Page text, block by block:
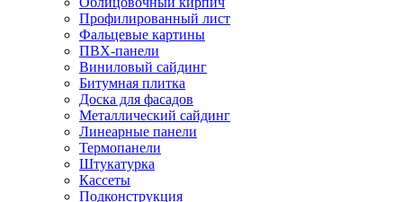
Профилированный лист
Фальцевые картины
ПВХ-панели
Виниловый сайдинг
Битумная плитка
Доска для фасадов
Металлический сайдинг
Линеарные панели
Термопанели
Штукатурка
Кассеты
Подконструкция